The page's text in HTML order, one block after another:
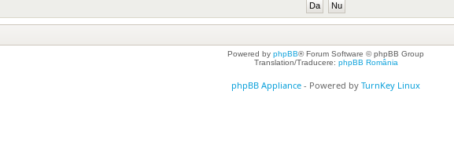
Powered by phpBB® Forum Software © phpBB Group
Translation/Traducere: phpBB România
phpBB Appliance - Powered by TurnKey Linux